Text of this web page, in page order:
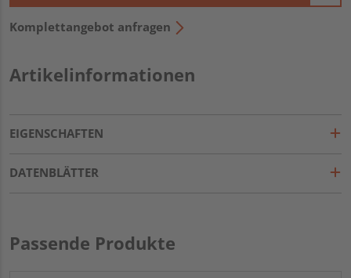
Komplettangebot anfragen
Artikelinformationen
EIGENSCHAFTEN
DATENBLÄTTER
Passende Produkte